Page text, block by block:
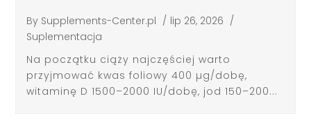
By Supplements-Center.pl / lip 26, 2026 /
Suplementacja
Na początku ciąży najczęściej warto
przyjmować kwas foliowy 400 µg/dobę,
witaminę D 1500–2000 IU/dobę, jod 150–200...